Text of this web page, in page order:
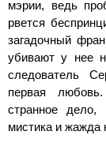
мэрии, ведь
рвется
загадочный
убивают у нее
следователь
первая
странное дело,
мистика и жажда